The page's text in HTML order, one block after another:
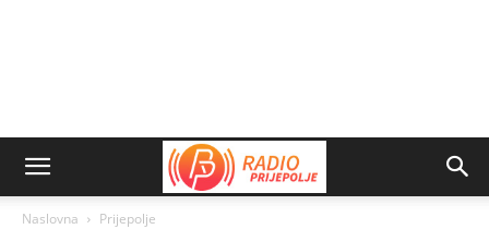
Naslovna Prijepolje